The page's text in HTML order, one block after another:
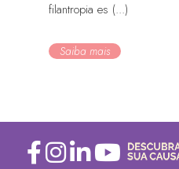
filantropia es (...)
Saiba mais